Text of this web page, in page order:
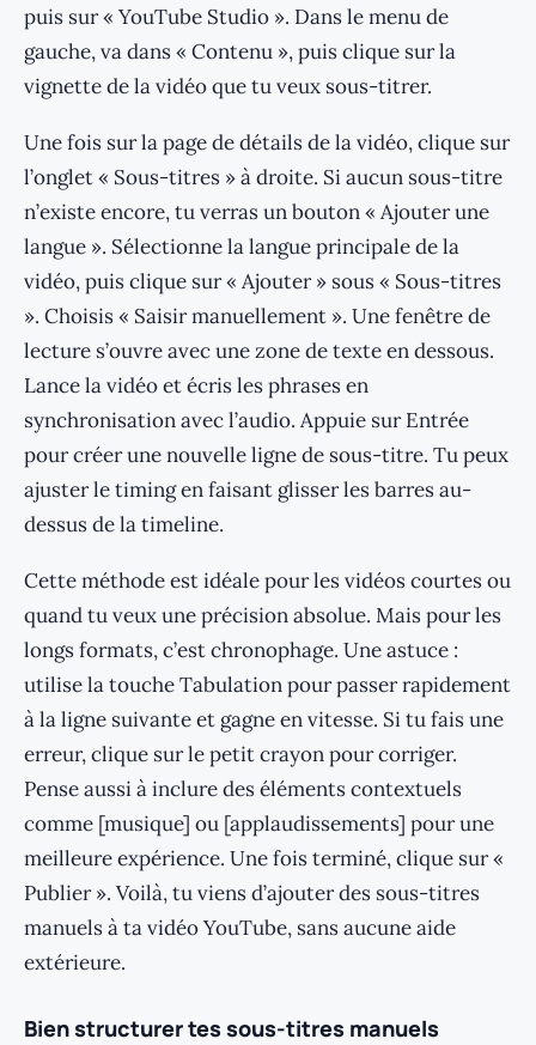
puis sur « YouTube Studio ». Dans le menu de
gauche, va dans « Contenu », puis clique sur la
vignette de la vidéo que tu veux sous-titrer.
Une fois sur la page de détails de la vidéo, clique sur
l’onglet « Sous-titres » à droite. Si aucun sous-titre
n’existe encore, tu verras un bouton « Ajouter une
langue ». Sélectionne la langue principale de la
vidéo, puis clique sur « Ajouter » sous « Sous-titres
». Choisis « Saisir manuellement ». Une fenêtre de
lecture s’ouvre avec une zone de texte en dessous.
Lance la vidéo et écris les phrases en
synchronisation avec l’audio. Appuie sur Entrée
pour créer une nouvelle ligne de sous-titre. Tu peux
ajuster le timing en faisant glisser les barres au-
dessus de la timeline.
Cette méthode est idéale pour les vidéos courtes ou
quand tu veux une précision absolue. Mais pour les
longs formats, c’est chronophage. Une astuce :
utilise la touche Tabulation pour passer rapidement
à la ligne suivante et gagne en vitesse. Si tu fais une
erreur, clique sur le petit crayon pour corriger.
Pense aussi à inclure des éléments contextuels
comme [musique] ou [applaudissements] pour une
meilleure expérience. Une fois terminé, clique sur «
Publier ». Voilà, tu viens d’ajouter des sous-titres
manuels à ta vidéo YouTube, sans aucune aide
extérieure.
Bien structurer tes sous-titres manuels